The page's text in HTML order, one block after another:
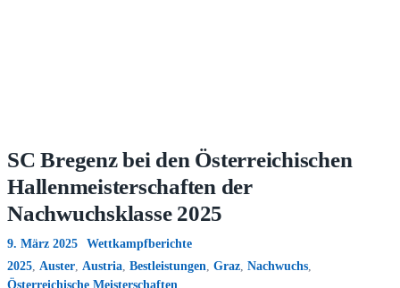
SC Bregenz bei den Österreichischen
Hallenmeisterschaften der
Nachwuchsklasse 2025
9. März 2025
Wettkampfberichte
2025 Auster Austria Bestleistungen Graz Nachwuchs
Österreichische Meisterschaften